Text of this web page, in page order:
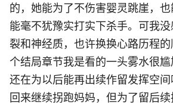
的，她能为了不伤害婴灵跳崖，
能毫不犹豫实打实下杀手。可我
裂和神经质，也许换换心路历程
个结局章节我是看的一头雾水很
还在为以后能再出续作留发挥空
回来继续拐跑妈妈，但为了留后